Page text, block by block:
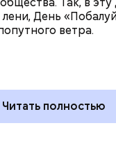
День
ветра.
Читать полностью
поцелуев
с другими
из своей